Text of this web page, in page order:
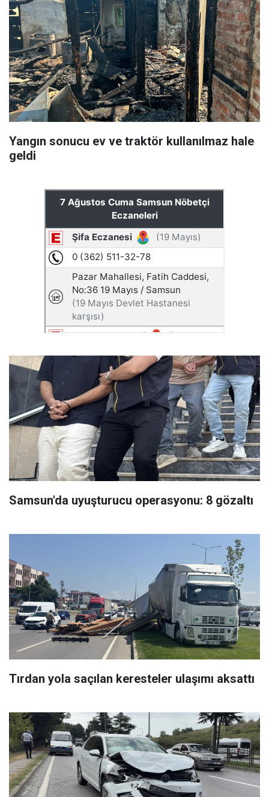
Yangın sonucu ev ve traktör kullanılmaz hale
geldi
Samsun'da uyuşturucu operasyonu: 8 gözaltı
Tırdan yola saçılan keresteler ulaşımı aksattı